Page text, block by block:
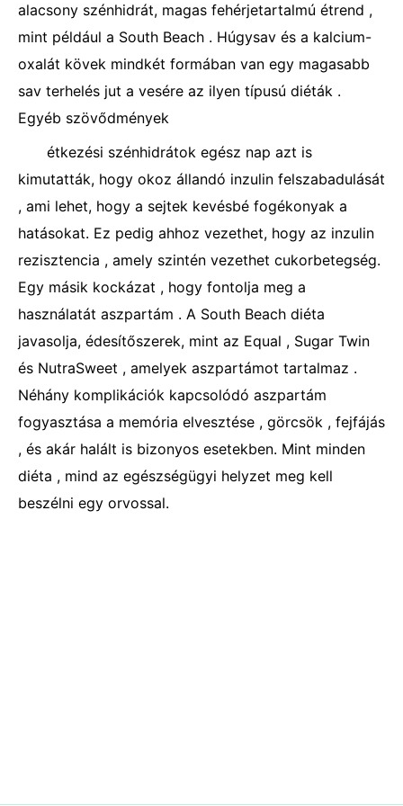
alacsony szénhidrát, magas fehérjetartalmú étrend ,
mint például a South Beach . Húgysav és a kalcium-
oxalát kövek mindkét formában van egy magasabb
sav terhelés jut a vesére az ilyen típusú diéták .
Egyéb szövődmények
étkezési szénhidrátok egész nap azt is
kimutatták, hogy okoz állandó inzulin felszabadulását
, ami lehet, hogy a sejtek kevésbé fogékonyak a
hatásokat. Ez pedig ahhoz vezethet, hogy az inzulin
rezisztencia , amely szintén vezethet cukorbetegség.
Egy másik kockázat , hogy fontolja meg a
használatát aszpartám . A South Beach diéta
javasolja, édesítőszerek, mint az Equal , Sugar Twin
és NutraSweet , amelyek aszpartámot tartalmaz .
Néhány komplikációk kapcsolódó aszpartám
fogyasztása a memória elvesztése , görcsök , fejfájás
, és akár halált is bizonyos esetekben. Mint minden
diéta , mind az egészségügyi helyzet meg kell
beszélni egy orvossal.